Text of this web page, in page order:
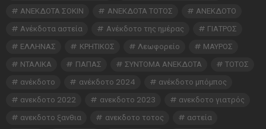
ΑΝΕΚΔΟΤΑ ΣΟΚΙΝ
ΑΝΕΚΔΟΤΑ ΤΟΤΟΣ
ΑΝΕΚΔΟΤΟ
Ανέκδοτα αστεία
Ανέκδοτο της ημέρας
ΓΙΑΤΡΟΣ
ΕΛΛΗΝΑΣ
ΚΡΗΤΙΚΟΣ Λεωφορείο
ΜΑΥΡΟΣ
ΝΤΑΛΙΚΑ
ΠΑΠΑΣ ΣΥΝΤΟΜΑ ΑΝΕΚΔΟΤΑ
ΤΟΤΟΣ
ανέκδοτο
ανέκδοτο 2024
ανέκδοτο μπόμπος
ανεκδοτο 2022
ανεκδοτο 2023
ανεκδοτο γιατρός
ανεκδοτο ξανθια
ανεκδοτο τοτος
αστεία